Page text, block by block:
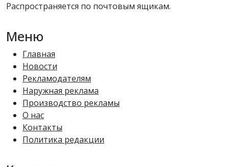
Распространяется по почтовым ящикам.
Меню
Главная
Новости
Рекламодателям
Наружная реклама
Производство рекламы
О нас
Контакты
Политика редакции